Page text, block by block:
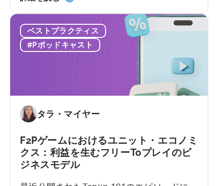
す
る
か」
に
つ
て
お
く
べ
き
なく、それらを適切にテストし、最良のも
のを選別できるかどうかです。最近の…
ル
マ
ー
た
の
広
告
ク
リ
ベストプラクティス
#Pポッドキャスト
タラ・マイヤー
F2Pゲームにおけるユニット・エコノミ
クス：利益を生むフリーToプレイのビ
ジネスモデル